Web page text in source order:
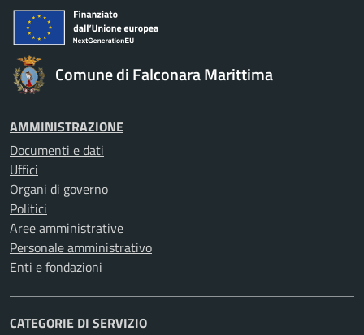
Comune di Falconara Marittima
AMMINISTRAZIONE
Documenti e dati
Uffici
Organi di governo
Politici
Aree amministrative
Personale amministrativo
Enti e fondazioni
CATEGORIE DI SERVIZIO